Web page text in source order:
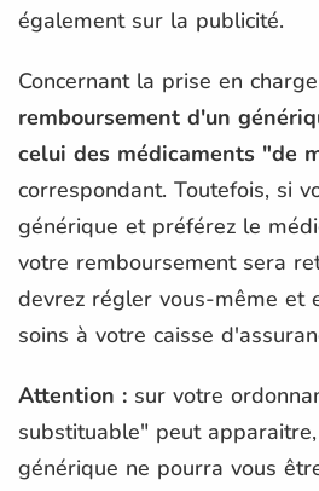
également sur la publicité.
Concernant la prise en
remboursement d'un
celui des médicaments "de
correspondant. Toutefois, si
générique et préférez le
votre remboursement sera
devrez régler vous-même et
soins à votre caisse
Attention : sur votre
substituable" peut
générique ne pourra vous